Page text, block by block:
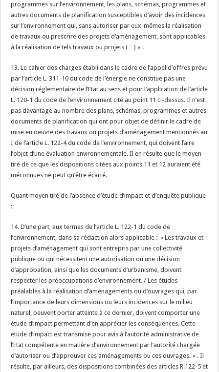
programmes sur l’environnement, les plans, schémas, programmes et
autres documents de planification susceptibles d’avoir des incidences
sur l’environnement qui, sans autoriser par eux-mêmes la réalisation
de travaux ou prescrire des projets d’aménagement, sont applicables
à la réalisation de tels travaux ou projets (…) « .
13. Le cahier des charges établi dans le cadre de l’appel d’offres prévu
par l’article L. 311-10 du code de l’énergie ne constitue pas une
décision réglementaire de l’Etat au sens et pour l’application de l’article
L. 120-1 du code de l’environnement cité au point 11 ci-dessus. Il n’est
pas davantage au nombre des plans, schémas, programmes et autres
documents de planification qui ont pour objet de définir le cadre de
mise en oeuvre des travaux ou projets d’aménagement mentionnés au
I de l’article L. 122-4 du code de l’environnement, qui doivent faire
l’objet d’une évaluation environnementale. Il en résulte que le moyen
tiré de ce que les dispositions citées aux points 11 et 12 auraient été
méconnues ne peut qu’être écarté.
Quant moyen tiré de l’absence d’étude d’impact et d’enquête publique
:
14. D’une part, aux termes de l’article L. 122-1 du code de
l’environnement, dans sa rédaction alors applicable : » Les travaux et
projets d’aménagement qui sont entrepris par une collectivité
publique ou qui nécessitent une autorisation ou une décision
d’approbation, ainsi que les documents d’urbanisme, doivent
respecter les préoccupations d’environnement. / Les études
préalables à la réalisation d’aménagements ou d’ouvrages qui, par
l’importance de leurs dimensions ou leurs incidences sur le milieu
naturel, peuvent porter atteinte à ce dernier, doivent comporter une
étude d’impact permettant d’en apprécier les conséquences. Cette
étude d’impact est transmise pour avis à l’autorité administrative de
l’Etat compétente en matière d’environnement par l’autorité chargée
d’autoriser ou d’approuver ces aménagements ou ces ouvrages. « . Il
résulte, par ailleurs, des dispositions combinées des articles R.122-5 et